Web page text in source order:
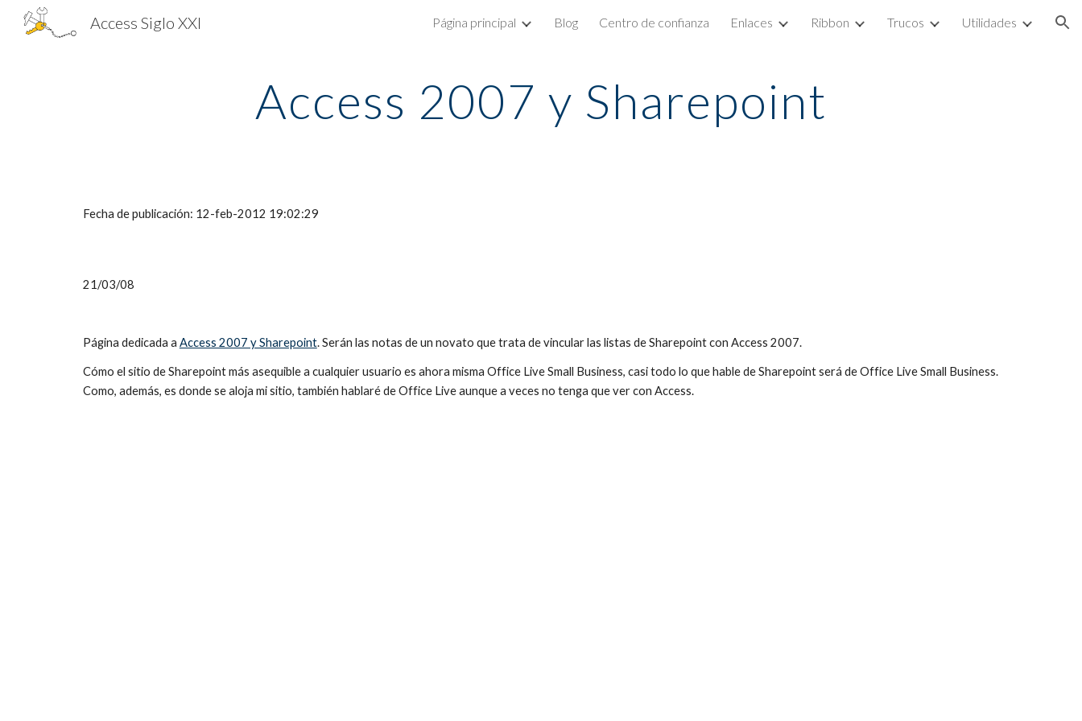
Skip to main content Skip to navigation
Access Siglo XXI Página principal Blog Centro de confianza Enlaces Ribbon Trucos Utilidades
Access 2007 y Sharepoint
Fecha de publicación: 12-feb-2012 19:02:29
21/03/08
Página dedicada a Access 2007 y Sharepoint. Serán las notas de un novato que trata de vincular las listas de Sharepoint con Access 2007.
Cómo el sitio de Sharepoint más asequible a cualquier usuario es ahora misma Office Live Small Business, casi todo lo que hable de Sharepoint será de Office Live Small Business.
Como, además, es donde se aloja mi sitio, también hablaré de Office Live aunque a veces no tenga que ver con Access.